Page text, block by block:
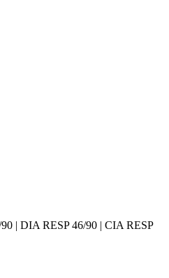
| DIA RESP 46/90 | CIA RESP